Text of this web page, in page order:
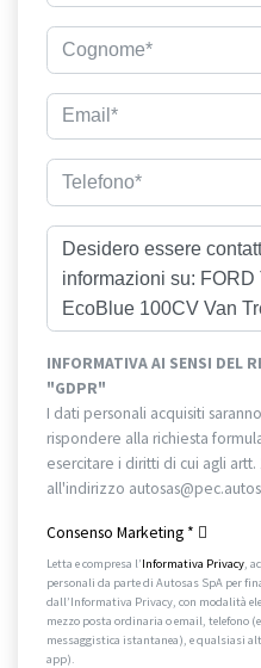
INFORMATIVA AI SENSI DEL
"GDPR"
I dati personali acquisiti
rispondere alla richiesta
esercitare i diritti di cui agli artt.
all'indirizzo
Consenso Marketing *
Letta e compresa l’Informativa Privacy,
personali da parte di Autosas SpA per
dall’Informativa Privacy, con modalità
mezzo posta ordinaria o email, telefono
messaggistica istantanea), e qualsiasi
app).